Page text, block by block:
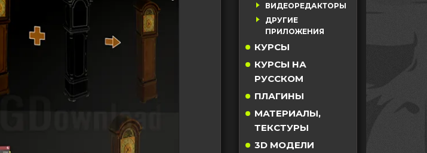
ВИДЕОРЕДАКТОРЫ
ДРУГИЕ
ПРИЛОЖЕНИЯ
КУРСЫ
КУРСЫ НА
РУССКОМ
ПЛАГИНЫ
МАТЕРИАЛЫ,
ТЕКСТУРЫ
3D МОДЕЛИ